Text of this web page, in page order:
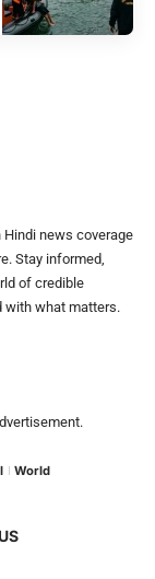
news coverage
Stay informed,
of credible
with what matters.
World